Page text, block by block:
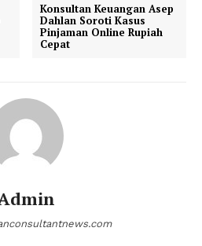
Konsultan Keuangan Asep
Dahlan Soroti Kasus
Pinjaman Online Rupiah
Cepat